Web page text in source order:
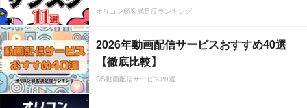
オリコン顧客満足度ランキング
2026年動画配信サービスおすすめ40選
【徹底比較】
CS動画配信サービス20選